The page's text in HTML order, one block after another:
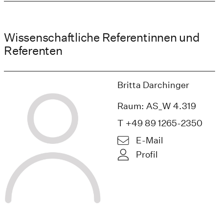
Wissenschaftliche Referentinnen und
Referenten
Britta Darchinger
Raum: AS_W 4.319
T +49 89 1265-2350
E-Mail
Profil